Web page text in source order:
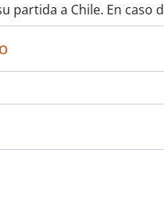
partida a Chile. En caso